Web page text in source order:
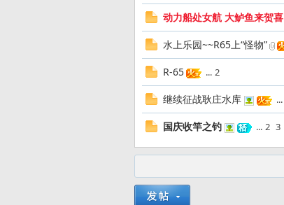
—
动力船处女航 大鲈鱼来贺喜
水上乐园~~R65上“怪物”
R-65 ... 2
继续征战耿庄水库 ...
国庆收竿之钓 ... 2 3